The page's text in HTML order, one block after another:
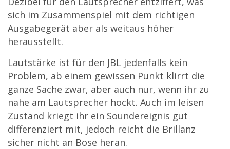
sich im Zusammenspiel mit dem richtigen
Ausgabegerät aber als weitaus höher
herausstellt.
Lautstärke ist für den JBL jedenfalls kein
Problem, ab einem gewissen Punkt klirrt die
ganze Sache zwar, aber auch nur, wenn ihr zu
nahe am Lautsprecher hockt. Auch im leisen
Zustand kriegt ihr ein Soundereignis gut
differenziert mit, jedoch reicht die Brillanz
sicher nicht an Bose heran.